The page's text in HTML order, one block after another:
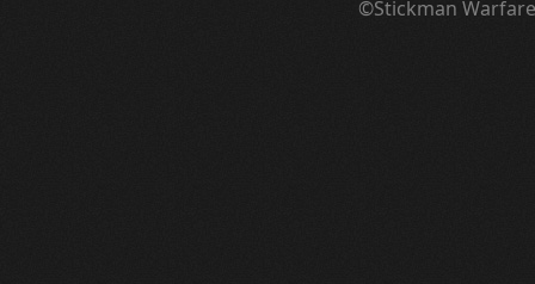
©Stickman Warfare